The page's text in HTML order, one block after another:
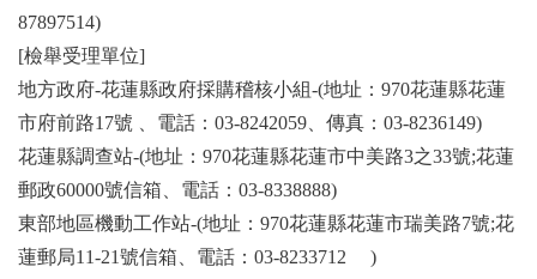
87897514)
[檢舉受理單位]
地方政府-花蓮縣政府採購稽核小組-(地址：970花蓮縣花蓮
市府前路17號 、電話：03-8242059、傳真：03-8236149)
花蓮縣調查站-(地址：970花蓮縣花蓮市中美路3之33號;花蓮
郵政60000號信箱、電話：03-8338888)
東部地區機動工作站-(地址：970花蓮縣花蓮市瑞美路7號;花
蓮郵局11-21號信箱、電話：03-8233712 )